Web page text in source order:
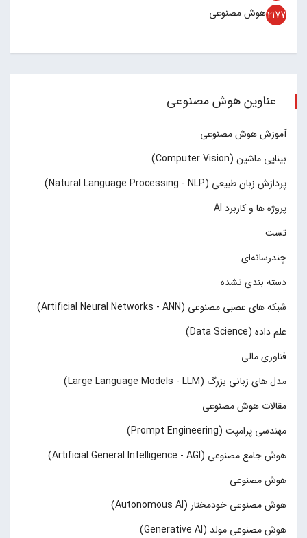
هوش مصنوعی2177
عناوین هوش مصنوعی
آموزش هوش مصنوعی
بینایی ماشین (Computer Vision)
پردازش زبان طبیعی (Natural Language Processing - NLP)
پروژه ها و کاربرد AI
تست
چند‌‌رسانه‌ای
دسته بندی نشده
شبکه های عصبی مصنوعی (Artificial Neural Networks - ANN)
علم داده (Data Science)
فناوری مالی
مدل های زبانی بزرگ (Large Language Models - LLM)
مقالات هوش مصنوعی
مهندسی پرامپت (Prompt Engineering)
هوش جامع مصنوعی (Artificial General Intelligence - AGI)
هوش مصنوعی
هوش مصنوعی خودمختار (Autonomous AI)
هوش مصنوعی مولد (Generative AI)